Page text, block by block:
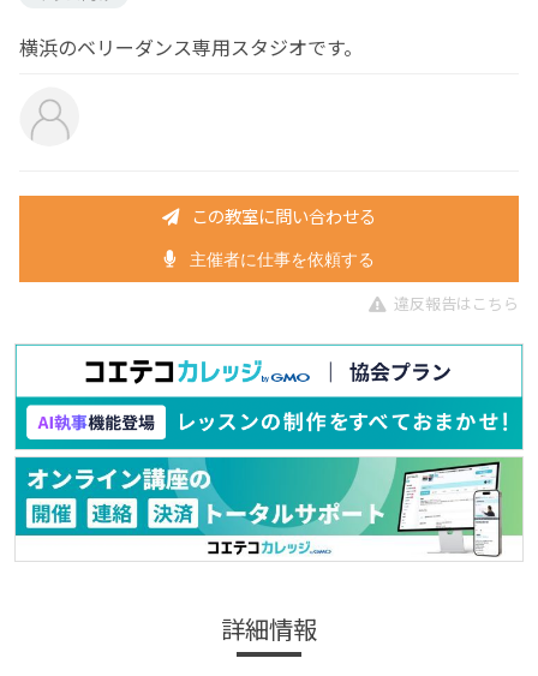
横浜のベリーダンス専用スタジオです。
この教室に問い合わせる
主催者に仕事を依頼する
違反報告はこちら
詳細情報